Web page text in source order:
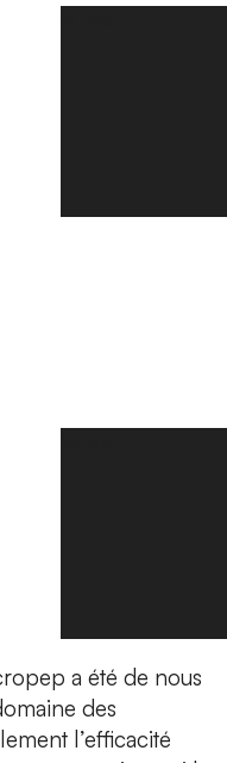
a été de nous
des
l’efficacité